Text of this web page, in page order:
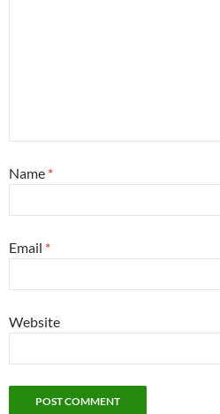
Name *
Email *
Website